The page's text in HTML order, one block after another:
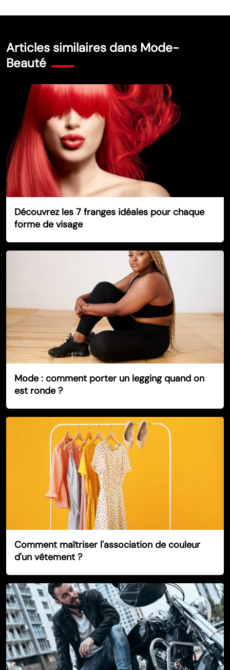
Articles similaires dans Mode-
Beauté
Découvrez les 7 franges idéales pour chaque
forme de visage
Mode : comment porter un legging quand on
est ronde ?
Comment maîtriser l'association de couleur
d'un vêtement ?